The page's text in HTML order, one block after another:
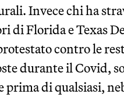
Invece chi ha
di Florida e Texas
contro le
durante il Covid,
prima di qualsiasi,